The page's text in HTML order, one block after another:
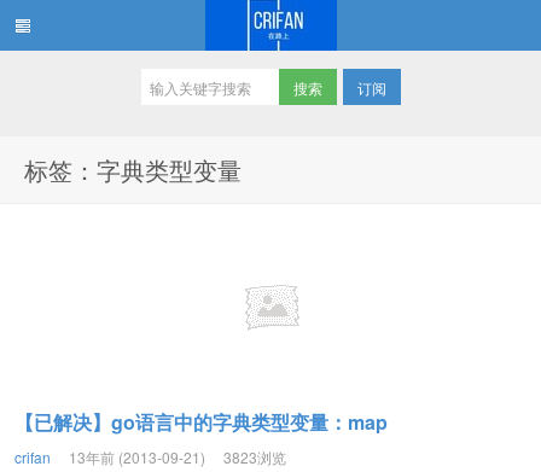
订阅
标签：字典类型变量
【已解决】go语言中的字典类型变量：map
crifan 13年前 (2013-09-21) 3823浏览